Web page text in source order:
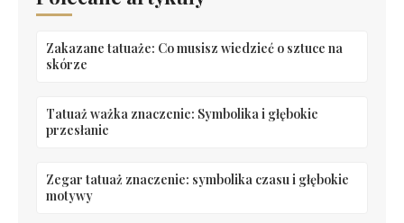
Zakazane tatuaże: Co musisz wiedzieć o sztuce na
skórze
Tatuaż ważka znaczenie: Symbolika i głębokie
przesłanie
Zegar tatuaż znaczenie: symbolika czasu i głębokie
motywy